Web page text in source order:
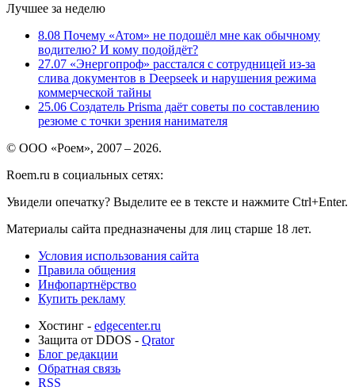
Лучшее за неделю
8.08 Почему «Атом» не подошёл мне как обычному
водителю? И кому подойдёт?
27.07 «Энергопроф» расстался с сотрудницей из-за
слива документов в Deepseek и нарушения режима
коммерческой тайны
25.06 Создатель Prisma даёт советы по составлению
резюме с точки зрения нанимателя
© ООО «Роем», 2007 – 2026.
Roem.ru в социальных сетях:
Увидели опечатку? Выделите ее в тексте и нажмите Ctrl+Enter.
Материалы сайта предназначены для лиц старше 18 лет.
Условия использования сайта
Правила общения
Инфопартнёрство
Купить рекламу
Хостинг - edgecenter.ru
Защита от DDOS - Qrator
Блог редакции
Обратная связь
RSS